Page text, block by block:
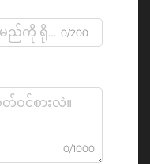
0/200
0/1000